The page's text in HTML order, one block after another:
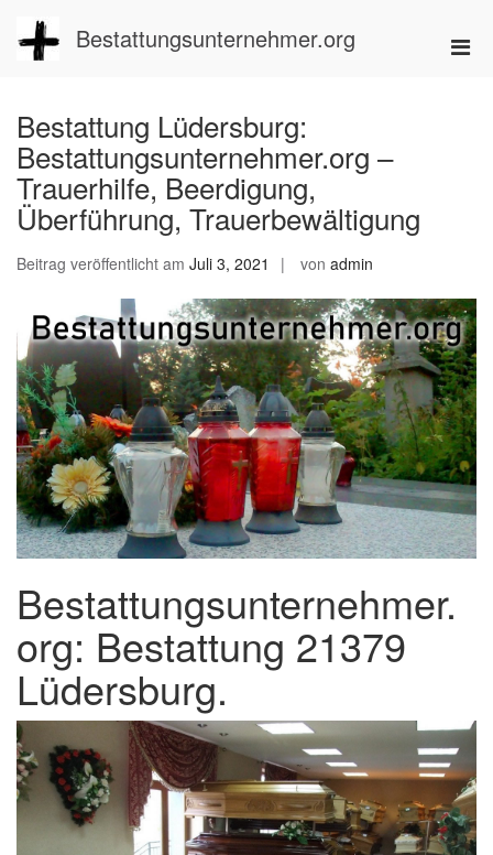
Inhalt
springen
Bestattungsunternehmer.org
Bestattung Lüdersburg:
Bestattungsunternehmer.org –
Trauerhilfe, Beerdigung,
Überführung, Trauerbewältigung
Beitrag veröffentlicht am Juli 3, 2021 von admin
Bestattungsunternehmer.
org: Bestattung 21379
Lüdersburg.